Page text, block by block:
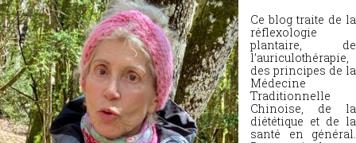
Ce blog traite de la
réflexologie
plantaire, de
l’auriculothérapie,
des principes de la
Médecine
Traditionnelle
Chinoise, de la
diététique et de la
santé en général.